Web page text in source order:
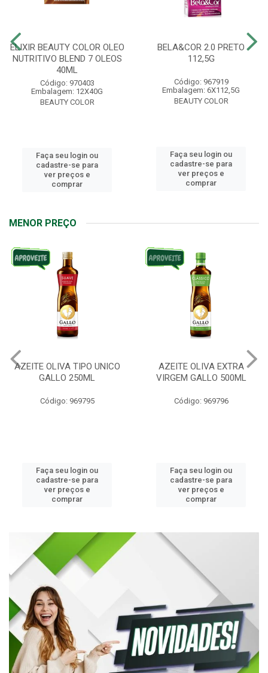
ELIXIR BEAUTY COLOR OLEO
NUTRITIVO BLEND 7 OLEOS
40ML
Código: 970403
Embalagem: 12X40G
BEAUTY COLOR
Faça seu login ou
cadastre-se para
ver preços e
comprar
BELA&COR 2.0 PRETO
112,5G
Código: 967919
Embalagem: 6X112,5G
BEAUTY COLOR
Faça seu login ou
cadastre-se para
ver preços e
comprar
MENOR PREÇO
AZEITE OLIVA EXTRA
VIRGEM GALLO 500ML
Código: 969796
Faça seu login ou
cadastre-se para
ver preços e
comprar
AZEITE OLIVA EXTRA
VIRGEM GALLO 250ML
Código: 969800
Faça seu login ou
cadastre-se para
ver preços e
comprar